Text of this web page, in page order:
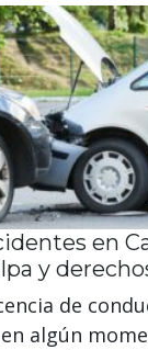
en
y
de
algún